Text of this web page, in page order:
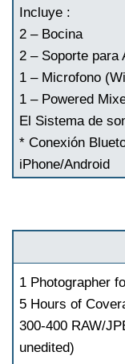
Incluye :
2 – Bocina
2 – Soporte para
1 – Microfono
1 – Powered
El Sistema de
* Conexión
iPhone/Android
1 Photographer
5 Hours of
300-400 RAW/
unedited)